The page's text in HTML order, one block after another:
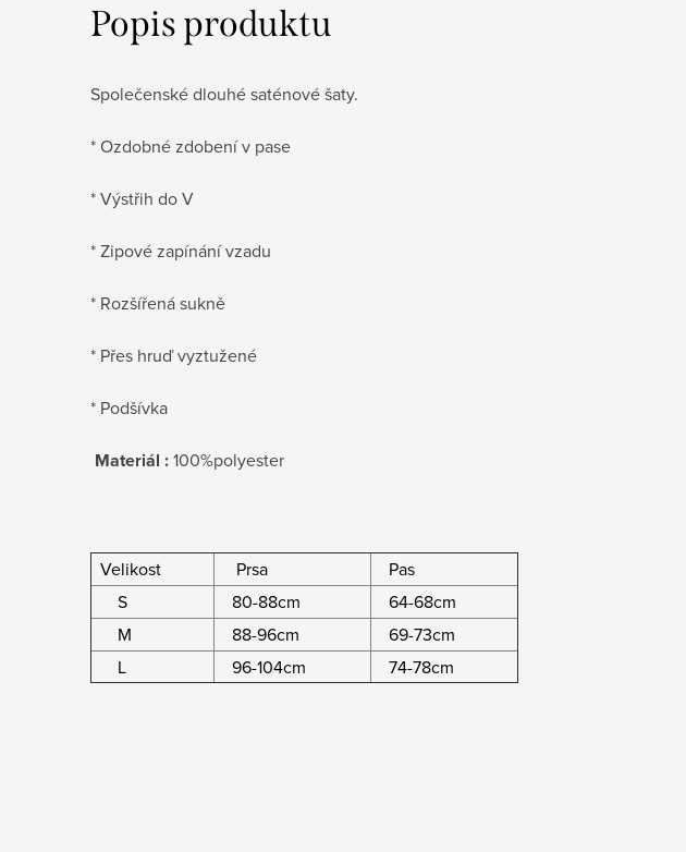
Popis produktu
Společenské dlouhé saténové šaty.
* Ozdobné zdobení v pase
* Výstřih do V
* Zipové zapínání vzadu
* Rozšířená sukně
* Přes hruď vyztužené
* Podšívka
Materiál :100%polyester
Velikost Prsa
Pas
S
80-88cm
64-68cm
M
88-96cm
69-73cm
L
96-104cm 74-78cm